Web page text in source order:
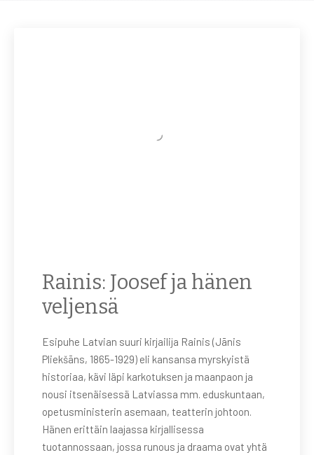
Rainis: Joosef ja hänen
veljensä
Esipuhe Latvian suuri kirjailija Rainis (Jānis
Pliekšāns, 1865-1929) eli kansansa myrskyistä
historiaa, kävi läpi karkotuksen ja maanpaon ja
nousi itsenäisessä Latviassa mm. eduskuntaan,
opetusministerin asemaan, teatterin johtoon.
Hänen erittäin laajassa kirjallisessa
tuotannossaan, jossa runous ja draama ovat yhtä